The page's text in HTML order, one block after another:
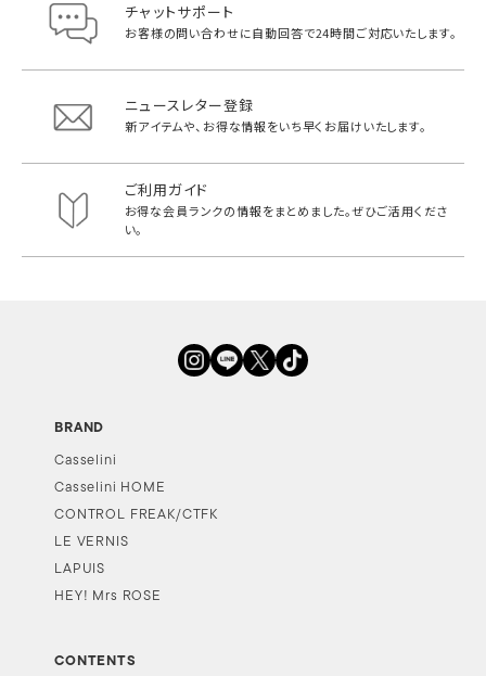
チャットサポート
お客様の問い合わせに自動回答で24時間ご対応いたします。
ニュースレター登録
新アイテムや、お得な情報をいち早く お届けいたします。
ご利用ガイド
お得な会員ランクの情報をまとめました。ぜひご活用くださ
い。
BRAND
Casselini
Casselini HOME
CONTROL FREAK/CTFK
LE VERNIS
LAPUIS
HEY! Mrs ROSE
CONTENTS